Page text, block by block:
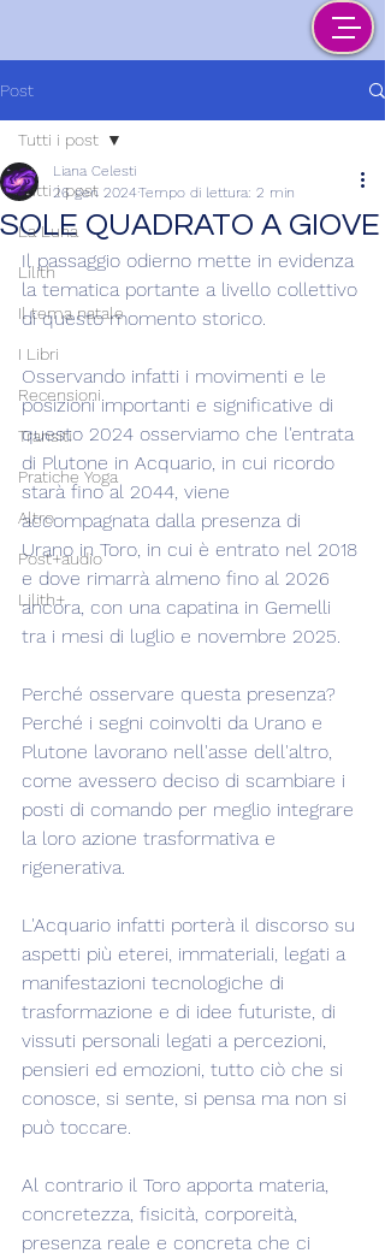
Post
Tutti i post
La Luna
Lilith
Il tema natale
I Libri
Recensioni
Transiti
Pratiche Yoga
Altro
Post+audio
Lilith+
Tutti i post
SOLE QUADRATO A GIOVE
Liana Celesti
26 gen 2024Tempo di lettura: 2 min
Il passaggio odierno mette in evidenza
la tematica portante a livello collettivo
di questo momento storico.
Osservando infatti i movimenti e le
posizioni importanti e significative di
questo 2024 osserviamo che l'entrata
di Plutone in Acquario, in cui ricordo
starà fino al 2044, viene
accompagnata dalla presenza di
Urano in Toro, in cui è entrato nel 2018
e dove rimarrà almeno fino al 2026
ancora, con una capatina in Gemelli
tra i mesi di luglio e novembre 2025.
Perché osservare questa presenza?
Perché i segni coinvolti da Urano e
Plutone lavorano nell'asse dell'altro,
come avessero deciso di scambiare i
posti di comando per meglio integrare
la loro azione trasformativa e
rigenerativa.
L'Acquario infatti porterà il discorso su
aspetti più eterei, immateriali, legati a
manifestazioni tecnologiche di
trasformazione e di idee futuriste, di
vissuti personali legati a percezioni,
pensieri ed emozioni, tutto ciò che si
conosce, si sente, si pensa ma non si
può toccare.
Al contrario il Toro apporta materia,
concretezza, fisicità, corporeità,
presenza reale e concreta che ci